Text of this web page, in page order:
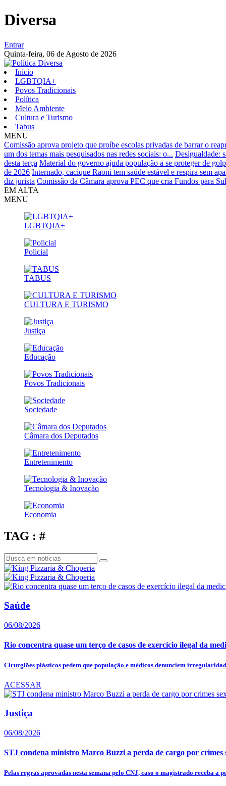
Diversa
Entrar
Quinta-feira, 06 de Agosto de 2026
Início
LGBTQIA+
Povos Tradicionais
Política
Meio Ambiente
Cultura e Turismo
Tabus
MENU
Comissão aprova projeto que proíbe escolas privadas de barrar o
um dos temas mais pesquisados nas redes sociais: o... Desigualdade:
desta terça Material do governo ajuda população a se proteger de
de 2026 Internado, cacique Raoni tem saúde estável e respira sem
diz jurista Comissão da Câmara aprova PEC que cria Fundos para
EM ALTA
MENU
LGBTQIA+
Policial
TABUS
CULTURA E TURISMO
Justiça
Educação
Povos Tradicionais
Sociedade
Câmara dos Deputados
Entretenimento
Tecnologia & Inovação
Economia
TAG : #
Saúde
06/08/2026
Rio concentra quase um terço de casos de exercício ilegal da
Cirurgiões plásticos pedem que população e médicos denunciem
ACESSAR
Justiça
06/08/2026
STJ condena ministro Marco Buzzi a perda de cargo por crimes
Pelas regras aprovadas nesta semana pelo CNJ, caso o magistrado receba a